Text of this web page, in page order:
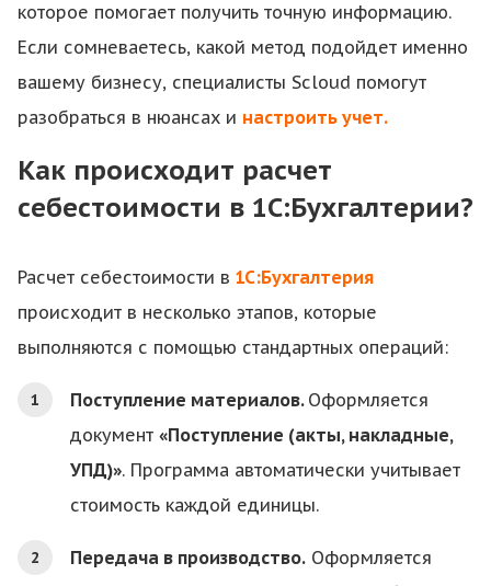
которое помогает получить точную информацию.
Если сомневаетесь, какой метод подойдет именно
вашему бизнесу, специалисты Scloud помогут
разобраться в нюансах и настроить учет.
Как происходит расчет
себестоимости в 1С:Бухгалтерии?
Расчет себестоимости в 1С:Бухгалтерия
происходит в несколько этапов, которые
выполняются с помощью стандартных операций:
Поступление материалов. Оформляется
документ «Поступление (акты, накладные,
УПД)». Программа автоматически учитывает
стоимость каждой единицы.
Передача в производство. Оформляется